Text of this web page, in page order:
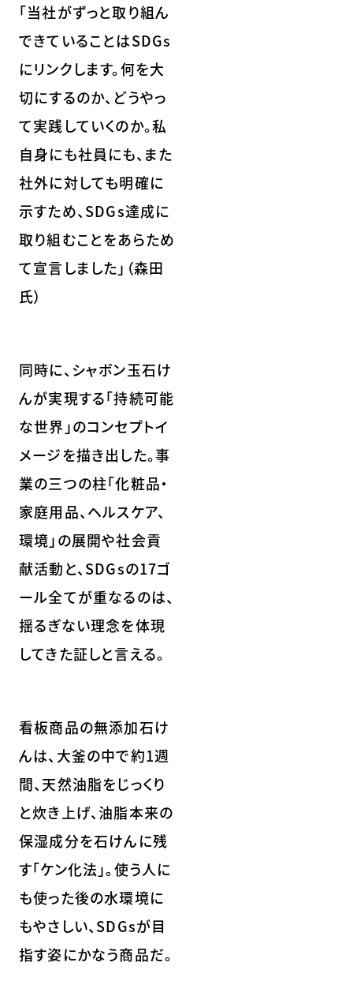
「当社がずっと取り組ん
できていることはSDGs
にリンクします。何を大
切にするのか、どうやっ
て実践していくのか。私
自身にも社員にも、また
社外に対しても明確に
示すため、SDGs達成に
取り組むことをあらため
て宣言しました」（森田
氏）
同時に、シャボン玉石け
んが実現する「持続可能
な世界」のコンセプトイ
メージを描き出した。事
業の三つの柱「化粧品・
家庭用品、ヘルスケア、
環境」の展開や社会貢
献活動と、SDGsの17ゴ
ール全てが重なるのは、
揺るぎない理念を体現
してきた証しと言える。
看板商品の無添加石け
んは、大釜の中で約1週
間、天然油脂をじっくり
と炊き上げ、油脂本来の
保湿成分を石けんに残
す「ケン化法」。使う人に
も使った後の水環境に
もやさしい、SDGsが目
指す姿にかなう商品だ。